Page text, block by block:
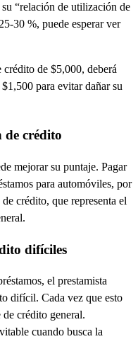
“relación de utilización de
30 %, puede esperar ver
de $5,000, deberá
para evitar dañar su
de crédito
mejorar su puntaje. Pagar
para automóviles, por
crédito, que representa el
difíciles
el prestamista
difícil. Cada vez que esto
crédito general.
cuando busca la